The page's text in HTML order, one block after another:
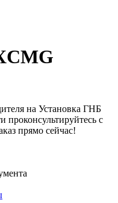
на Установка ГНБ
с
прямо сейчас!